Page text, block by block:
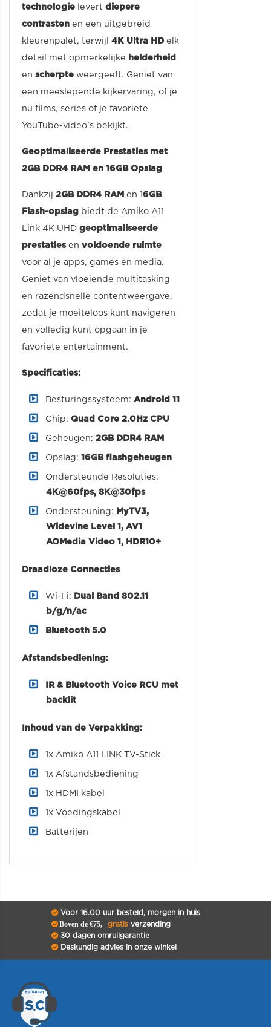
technologie levert diepere
contrasten en een uitgebreid
kleurenpalet, terwijl 4K Ultra HD elk
detail met opmerkelijke helderheid
en scherpte weergeeft. Geniet van
een meeslepende kijkervaring, of je
nu films, series of je favoriete
YouTube-video's bekijkt.
Geoptimaliseerde Prestaties met
2GB DDR4 RAM en 16GB Opslag
Dankzij 2GB DDR4 RAM en 16GB
Flash-opslag biedt de Amiko A11
Link 4K UHD geoptimaliseerde
prestaties en voldoende ruimte
voor al je apps, games en media.
Geniet van vloeiende multitasking
en razendsnelle contentweergave,
zodat je moeiteloos kunt navigeren
en volledig kunt opgaan in je
favoriete entertainment.
Specificaties:
Besturingssysteem: Android 11
Chip: Quad Core 2.0Hz CPU
Geheugen: 2GB DDR4 RAM
Opslag: 16GB flashgeheugen
Ondersteunde Resoluties:
4K@60fps, 8K@30fps
Ondersteuning: MyTV3,
Widevine Level 1, AV1
AOMedia Video 1, HDR10+
Draadloze Connecties
Wi-Fi: Dual Band 802.11
b/g/n/ac
Bluetooth 5.0
Afstandsbediening:
IR & Bluetooth Voice RCU met
backlit
Inhoud van de Verpakking:
1x Amiko A11 LINK TV-Stick
1x Afstandsbediening
1x HDMI kabel
1x Voedingskabel
Batterijen
Voor 16.00 uur besteld, morgen in huis
Boven de €75,- gratisverzending
30 dagen omruilgarantie
Deskundig advies in onze winkel